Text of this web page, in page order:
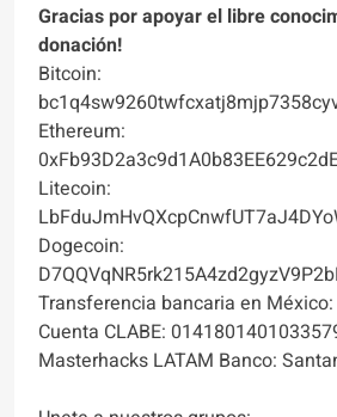
Gracias por apoyar el libre
donación!
Bitcoin:
Ethereum:
Litecoin:
Dogecoin:
Transferencia bancaria en México:
Cuenta CLABE:
Masterhacks LATAM Banco: